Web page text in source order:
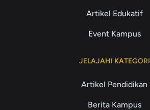
Artikel Edukatif
Event Kampus
JELAJAHI KATEGORI
Artikel Pendidikan
Berita Kampus